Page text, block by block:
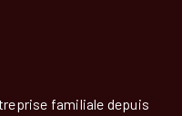
familiale depuis